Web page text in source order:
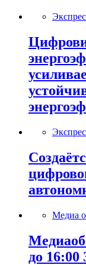
Медиа
до 16:00